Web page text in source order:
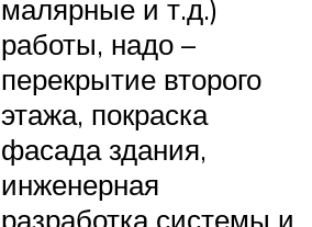
малярные и т.д.)
работы, надо –
перекрытие второго
этажа, покраска
фасада здания,
инженерная
разработка системы и